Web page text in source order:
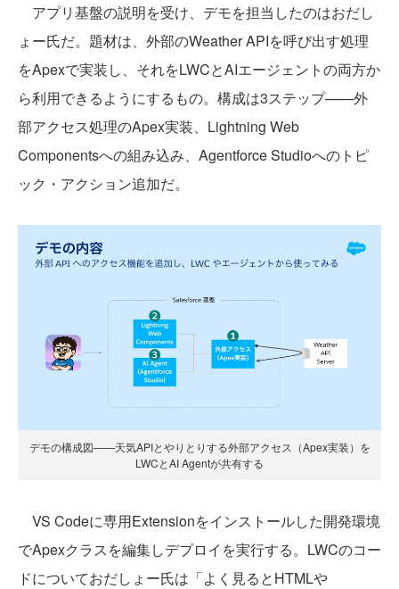
アプリ基盤の説明を受け、デモを担当したのはおだし
ょー氏だ。題材は、外部のWeather APIを呼び出す処理
をApexで実装し、それをLWCとAIエージェントの両方か
ら利用できるようにするもの。構成は3ステップ——外
部アクセス処理のApex実装、Lightning Web
Componentsへの組み込み、Agentforce Studioへのトピ
ック・アクション追加だ。
デモの構成図——天気APIとやりとりする外部アクセス（Apex実装）を
LWCとAI Agentが共有する
VS Codeに専用Extensionをインストールした開発環境
でApexクラスを編集しデプロイを実行する。LWCのコー
ドについておだしょー氏は「よく見るとHTMLや